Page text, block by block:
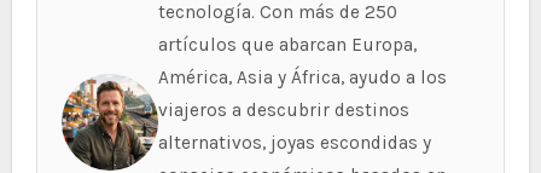
tecnología. Con más de 250
artículos que abarcan Europa,
América, Asia y África, ayudo a los
viajeros a descubrir destinos
alternativos, joyas escondidas y